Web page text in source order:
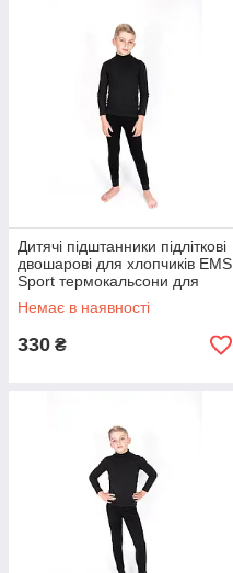
Дитячі підштанники підліткові
двошарові для хлопчиків EMS
Sport термокальсони для
підлітків 14-15 років
Немає в наявності
330 ₴